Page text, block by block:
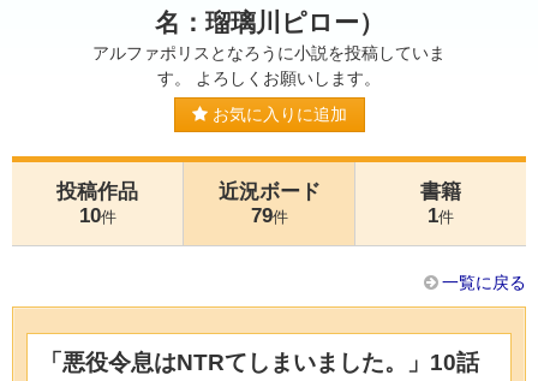
名：瑠璃川ピロー）
アルファポリスとなろうに小説を投稿していま
す。 よろしくお願いします。
お気に入りに追加
投稿作品
10件
近況ボード
79件
書籍
1件
一覧に戻る
「悪役令息はNTRてしまいました。」10話